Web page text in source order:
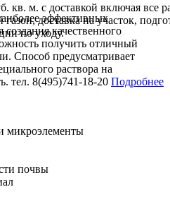
кв. м. с доставкой включая все
доставка на участок,
по уходу.
эффективных
качественного
получить отличный
Способ предусматривает
раствора на
тел. 8(495)741-18-20 Подробнее
микроэлементы
почвы